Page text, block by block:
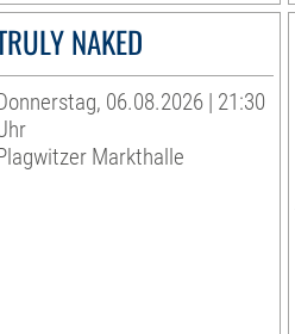
NAKED
06.08.2026 | 21:30
Markthalle